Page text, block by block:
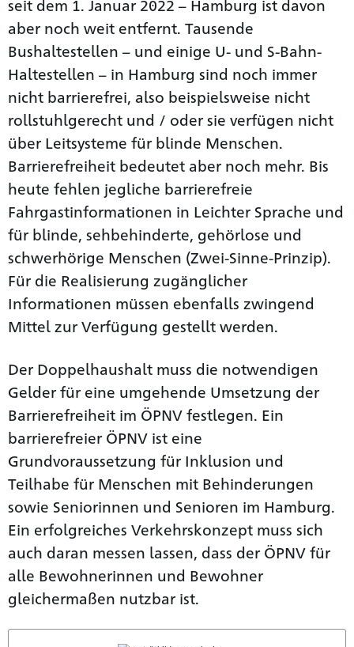
seit dem 1. Januar 2022 – Hamburg ist davon
aber noch weit entfernt. Tausende
Bushaltestellen – und einige U- und S-Bahn-
Haltestellen – in Hamburg sind noch immer
nicht barrierefrei, also beispielsweise nicht
rollstuhlgerecht und / oder sie verfügen nicht
über Leitsysteme für blinde Menschen.
Barrierefreiheit bedeutet aber noch mehr. Bis
heute fehlen jegliche barrierefreie
Fahrgastinformationen in Leichter Sprache und
für blinde, sehbehinderte, gehörlose und
schwerhörige Menschen (Zwei-Sinne-Prinzip).
Für die Realisierung zugänglicher
Informationen müssen ebenfalls zwingend
Mittel zur Verfügung gestellt werden.
Der Doppelhaushalt muss die notwendigen
Gelder für eine umgehende Umsetzung der
Barrierefreiheit im ÖPNV festlegen. Ein
barrierefreier ÖPNV ist eine
Grundvoraussetzung für Inklusion und
Teilhabe für Menschen mit Behinderungen
sowie Seniorinnen und Senioren im Hamburg.
Ein erfolgreiches Verkehrskonzept muss sich
auch daran messen lassen, dass der ÖPNV für
alle Bewohnerinnen und Bewohner
gleichermaßen nutzbar ist.